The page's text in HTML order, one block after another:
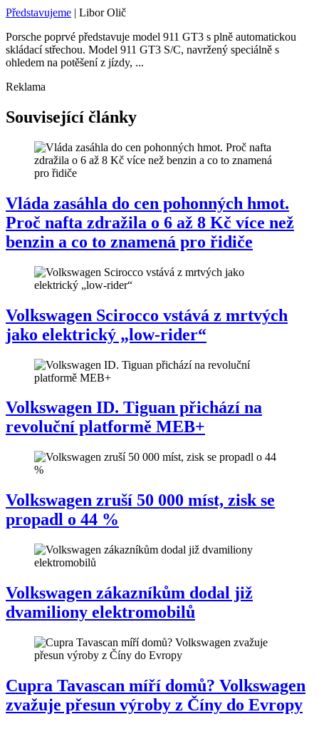
Představujeme | Libor Olič
Porsche poprvé představuje model 911 GT3 s plně automatickou
skládací střechou. Model 911 GT3 S/C, navržený speciálně s
ohledem na potěšení z jízdy, ...
Reklama
Související články
Vláda zasáhla do cen pohonných hmot.
Proč nafta zdražila o 6 až 8 Kč více než
benzin a co to znamená pro řidiče
Volkswagen Scirocco vstává z mrtvých
jako elektrický „low-rider“
Volkswagen ID. Tiguan přichází na
revoluční platformě MEB+
Volkswagen zruší 50 000 míst, zisk se
propadl o 44 %
Volkswagen zákazníkům dodal již
dvamiliony elektromobilů
Cupra Tavascan míří domů? Volkswagen
zvažuje přesun výroby z Číny do Evropy